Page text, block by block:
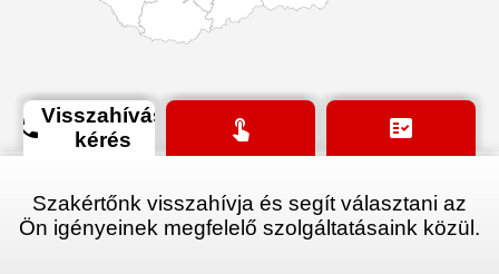
phoneVisszahívás
kérés
touch_app fact_check
Szakértőnk visszahívja és segít választani az
Ön igényeinek megfelelő szolgáltatásaink közül.